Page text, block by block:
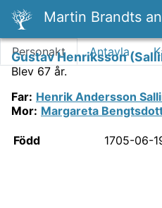
Martin Brandts
Personakt Antavla
Gustav Henriksson
Blev 67 år.
Far: Henrik Andersson
Mor: Margareta
Född 1705-06-